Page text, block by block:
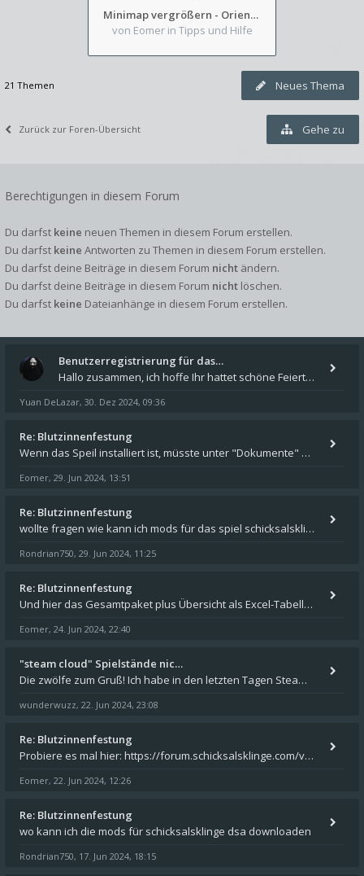
Minimap vergrößern - Orientierung in Blutzinnen
von Eomer in Tipps und Hilfe
Neues Thema
21 Themen
Zurück zur Foren-Übersicht Gehe zu
Berechtigungen in diesem Forum
Du darfst keine neuen Themen in diesem Forum erstellen.
Du darfst keine Antworten zu Themen in diesem Forum erstellen.
Du darfst deine Beiträge in diesem Forum nicht ändern.
Du darfst deine Beiträge in diesem Forum nicht löschen.
Du darfst keine Dateianhänge in diesem Forum erstellen.
Benutzerregistrierung für das…
Hallo zusammen, ich hoffe Ihr hattet schöne Feiertage und kommt auch gut ins neue Jahr. Ich schreibe hier kurz zur Infor
Yuan DeLazar, 30. Dez 2024, 09:36
Re: Blutzinnenfestung
Wenn das Speil installiert ist, müsste unter "Dokumente" auf Deinem Rechner ein Verzeichnis "blade of destiny" sein. Dar
Eomer, 29. Jun 2024, 13:51
Re: Blutzinnenfestung
wollte fragen wie kann ich mods für das spiel schicksalsklinge in das spieleverzeichnis kopieren und in welches
Rondrian750, 29. Jun 2024, 11:25
Re: Blutzinnenfestung
Und hier das Gesamtpaket plus Übersicht als Excel-Tabelle: https://forum.schicksalsklinge.com/viewtopic.php?f=239&t=156
Eomer, 24. Jun 2024, 22:40
"steam cloud" Spielstände nic…
Die zwölfe zum Gruß! Ich habe in den letzten Tagen Steam auf meinem Desktop PC mit Windows 11 installiert und über Steam
wunderwuzz, 22. Jun 2024, 23:08
Re: Blutzinnenfestung
Probiere es mal hier: https://forum.schicksalsklinge.com/viewtopic.php?f=239&t=15661
Eomer, 22. Jun 2024, 12:26
Re: Blutzinnenfestung
wo kann ich die mods für schicksalsklinge dsa downloaden
Rondrian750, 17. Jun 2024, 18:15